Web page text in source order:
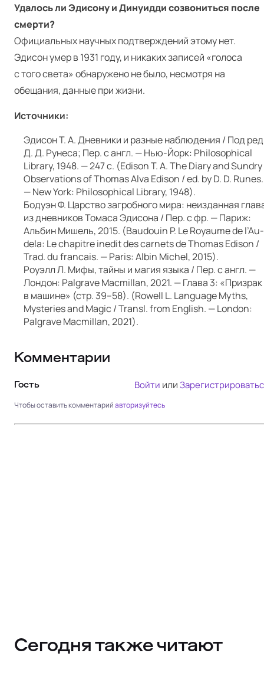
Удалось ли Эдисону и Динуидди созвониться после
смерти?
Официальных научных подтверждений этому нет.
Эдисон умер в 1931 году, и никаких записей «голоса
с того света» обнаружено не было, несмотря на
обещания, данные при жизни.
Источники:
Эдисон Т. А. Дневники и разные наблюдения / Под
Д. Д. Рунеса; Пер. с англ. — Нью-Йорк: Philo­soph­i­cal
Library, 1948. — 247 с. (Edi­son T. A. The Diary and Sundry
Obser­va­tions of Thomas Alva Edi­son / ed. by D. D. Runes.
— New York: Philo­soph­i­cal Library, 1948).
Бодуэн Ф. Царство загробного мира: неизданная
из дневников Томаса Эдисона / Пер. с фр. — Париж:
Альбин Мишель, 2015. (Bau­douin P. Le Roy­aume de l’Au-
dela: Le chapitre ined­it des car­nets de Thomas Edi­son /
Trad. du fran­cais. — Paris: Albin Michel, 2015).
Роуэлл Л. Мифы, тайны и магия языка / Пер. с англ. —
Лондон: Pal­grave Macmil­lan, 2021. — Глава 3: «Призрак
в машине» (стр. 39–58). (Row­ell L. Lan­guage Myths,
Mys­ter­ies and Mag­ic / Transl. from Eng­lish. — Lon­don:
Pal­grave Macmil­lan, 2021).
Комментарии
Гость Войти или
Чтобы оставить комментарийавторизуйтесь
Сегодня также читают